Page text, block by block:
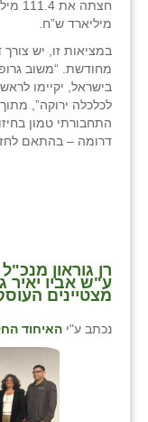
מיליארד ש”ח.
במציאות זו, יש
מחודשת. “משוב
בישראל, יקיימו
לכלכלה ירוקה”,
התחבורתי טמון
דרומה – בהתאם
רן גוראון
ע"ש אביו יאיר
מצטיינים
נכתב ע"י האיחוד